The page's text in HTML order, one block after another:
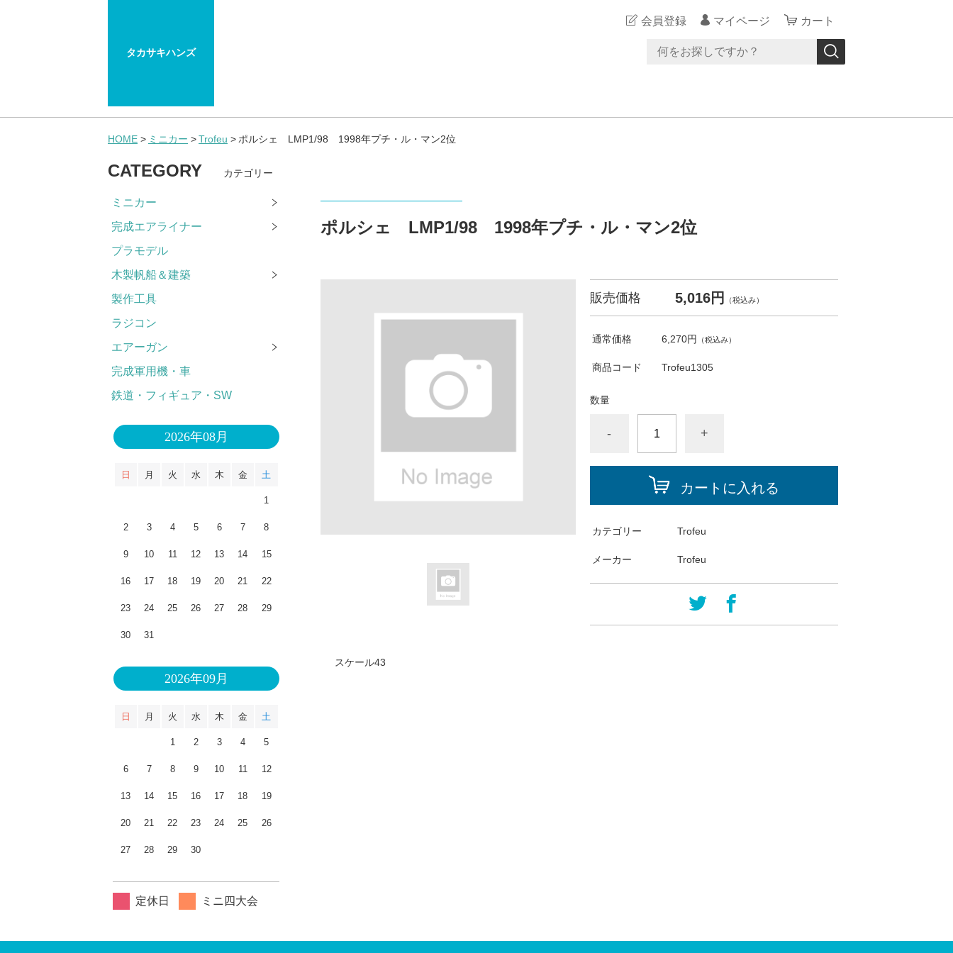
タカサキハンズ
会員登録 マイページ カート
HOME ミニカー Trofeu ポルシェ LMP1/98 1998年プチ・ル・マン2位
ポルシェ LMP1/98 1998年プチ・ル・マン2位
販売価格 5,016円 （税込み）
通常価格 6,270円 （税込み）
商品コード Trofeu1305
数量
- +
カートに入れる
カテゴリー Trofeu
メーカー Trofeu
スケール43
CATEGORY カテゴリー
ミニカー
完成エアライナー
プラモデル
木製帆船＆建築
製作工具
ラジコン
エアーガン
完成軍用機・車
鉄道・フィギュア・SW
2026年08月
日 月 火 水 木 金 土
1
2 3 4 5 6 7 8
9 10 11 12 13 14 15
16 17 18 19 20 21 22
23 24 25 26 27 28 29
30 31
2026年09月
日 月 火 水 木 金 土
1 2 3 4 5
6 7 8 9 10 11 12
13 14 15 16 17 18 19
20 21 22 23 24 25 26
27 28 29 30
定休日 ミニ四大会